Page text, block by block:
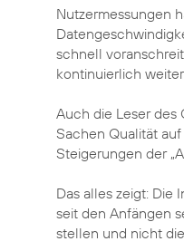
Nutzermessungen
schnell
kontinuierlich
Auch die Leser des
Sachen Qualität
Steigerungen der
Das alles zeigt: Die
seit den Anfängen
stellen und nicht